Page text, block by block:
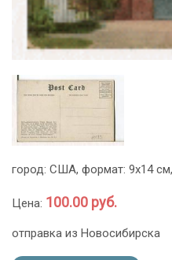
город: США, формат: 9х14
Цена: 100.00 руб.
отправка из Новосибирска